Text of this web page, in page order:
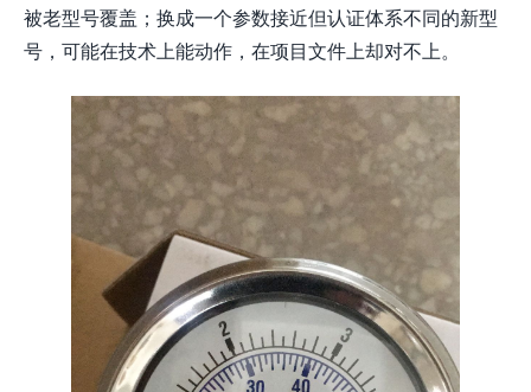
被老型号覆盖；换成一个参数接近但认证体系不同的新型
号，可能在技术上能动作，在项目文件上却对不上。